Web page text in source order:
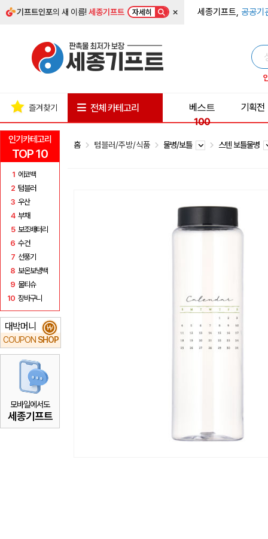
기프트인포의 새 이름!세종기프트 자세히 × 세종기프트, 공공기
인기카테고리
TOP 10
1 에코백
2 텀블러
3 우산
4 부채
5 보조배터리
6 수건
7 선풍기
8 보온보냉백
9 물티슈
10 장바구니
대박머니
COUPON SHOP
₩
모바일에서도
세종기프트
즐겨찾기 전체 카테고리
베스트
100
기획전
홈 텀블러/주방/식품 물병/보틀 스텐 보틀물병